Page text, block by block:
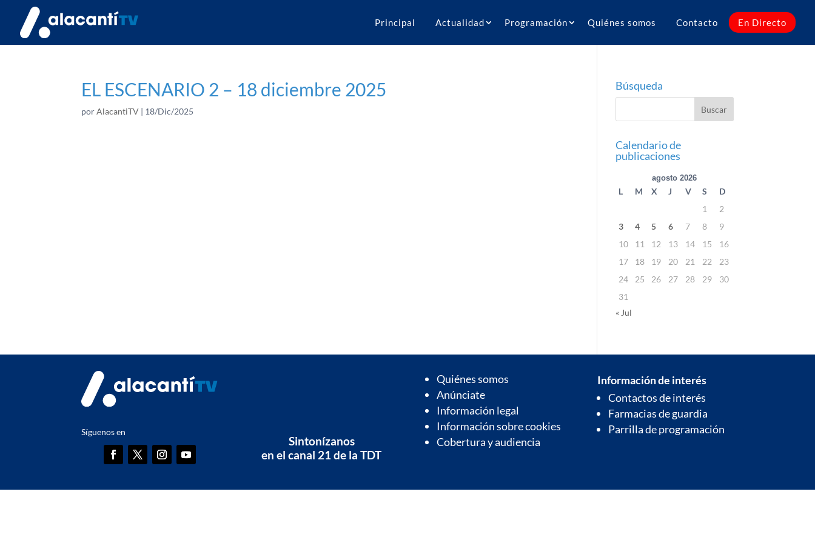
Principal Actualidad Programación Quiénes somos Contacto En Directo
EL ESCENARIO 2 – 18 diciembre 2025
porAlacantiTV | 18/Dic/2025
Búsqueda
Calendario de
publicaciones
agosto 2026
L M X J V S
D
1
2
3
4 5 6 7 8
9
10
11 12 13 14 15
16
17
18 19 20 21 22
23
24
25 26 27 28 29
30
31
« Jul
Síguenos en
Sintonízanos
en el canal 21 de la TDT
Quiénes somos
Anúnciate
Información legal
Información sobre cookies
Cobertura y audiencia
Información de interés
Contactos de interés
Farmacias de guardia
Parrilla de programación